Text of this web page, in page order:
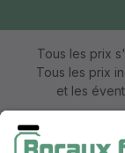
Tous les prix
Tous les prix
et les